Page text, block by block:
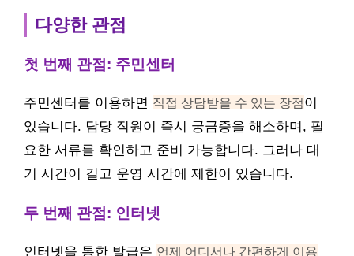
다양한 관점
첫 번째 관점: 주민센터
주민센터를 이용하면 직접 상담받을 수 있는 장점이
있습니다. 담당 직원이 즉시 궁금증을 해소하며, 필
요한 서류를 확인하고 준비 가능합니다. 그러나 대
기 시간이 길고 운영 시간에 제한이 있습니다.
두 번째 관점: 인터넷
인터넷을 통한 발급은 언제 어디서나 간편하게 이용